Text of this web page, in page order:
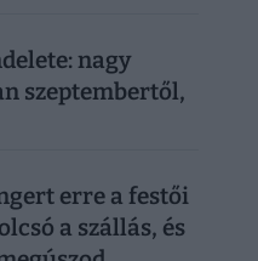
nagy
szeptembertől,
erre a festői
a szállás, és